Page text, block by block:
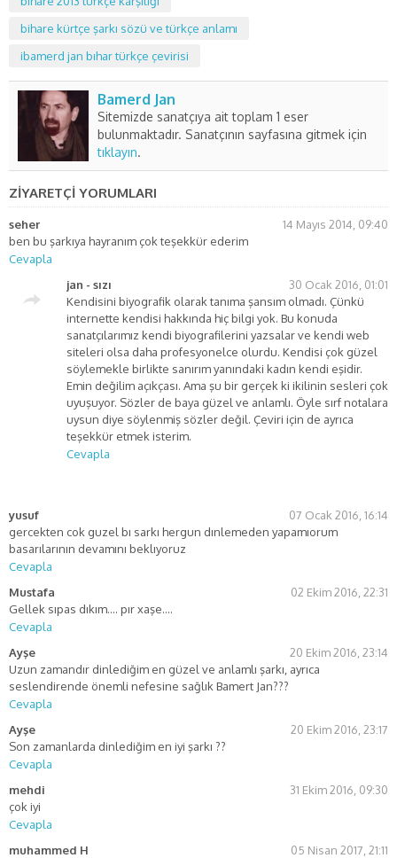
bihare kürtçe şarkı sözü ve türkçe anlamı
ibamerd jan bıhar türkçe çevirisi
Bamerd Jan
Sitemizde sanatçıya ait toplam 1 eser
bulunmaktadır. Sanatçının sayfasına gitmek için
tıklayın.
ZİYARETÇİ YORUMLARI
seher
14 Mayıs 2014, 09:40
ben bu şarkıya hayranım çok teşekkür ederim
Cevapla
jan - sızı
30 Ocak 2016, 01:01
Kendisini biyografik olarak tanıma şansım olmadı. Çünkü
internette kendisi hakkında hiç bilgi yok. Bu konuda
sanatçılarımız kendi biyografilerini yazsalar ve kendi web
siteleri olsa daha profesyonelce olurdu. Kendisi çok güzel
söylemekle birlikte sanırım yanındaki kadın kendi eşidir.
Emin değilim açıkçası. Ama şu bir gerçek ki ikilinin sesleri çok
uyuşuyor. Sözler de baya güzel ve anlamlı. Öyle sırf notalara
uysun diye söylenmiş sözler değil. Çeviri için de ayrıca
teşekkür etmek isterim.
Cevapla
yusuf
07 Ocak 2016, 16:14
gercekten cok guzel bı sarkı hergun dınlemeden yapamıorum
basarılarının devamını beklıyoruz
Cevapla
Mustafa
02 Ekim 2016, 22:31
Gellek sıpas dıkım…. pır xaşe….
Cevapla
Ayşe
20 Ekim 2016, 23:14
Uzun zamandır dinlediğim en güzel ve anlamlı şarkı, ayrıca
seslendirende önemli nefesine sağlık Bamert Jan???
Cevapla
Ayşe
20 Ekim 2016, 23:17
Son zamanlarda dinlediğim en iyi şarkı ??
Cevapla
mehdi
31 Ekim 2016, 09:30
çok iyi
Cevapla
muhammed H
05 Nisan 2017, 21:11